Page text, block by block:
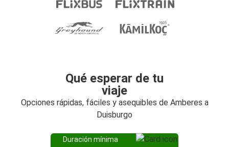
Qué esperar de tu
viaje
Opciones rápidas, fáciles y asequibles de Amberes a
Duisburgo
Duración mínima